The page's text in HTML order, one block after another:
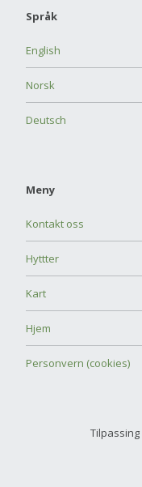
Språk
English
Norsk
Deutsch
Meny
Kontakt oss
Hyttter
Kart
Hjem
Personvern (cookies)